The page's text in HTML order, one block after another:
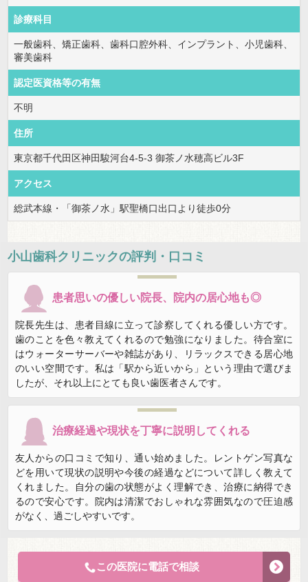
診療科目
一般歯科、矯正歯科、歯科口腔外科、インプラント、小児歯科、
審美歯科
認定医資格等の有無
不明
住所
東京都千代田区神田駿河台4-5-3 御茶ノ水穂高ビル3F
アクセス
総武本線・「御茶ノ水」駅聖橋口出口より徒歩0分
小山歯科クリニックの評判・口コミ
患者思いの優しい院長、院内の居心地も◎
院長先生は、患者目線に立って診察してくれる優しい方です。
歯のことを色々教えてくれるので勉強になりました。待合室に
はウォーターサーバーや雑誌があり、リラックスできる居心地
のいい空間です。私は「駅から近いから」という理由で選びま
したが、それ以上にとても良い歯医者さんです。
治療経過や現状を丁寧に説明してくれる
友人からの口コミで知り、通い始めました。レントゲン写真な
どを用いて現状の説明や今後の経過などについて詳しく教えて
くれました。自分の歯の状態がよく理解でき、治療に納得でき
るので安心です。院内は清潔でおしゃれな雰囲気なので圧迫感
がなく、過ごしやすいです。
この医院に電話で相談